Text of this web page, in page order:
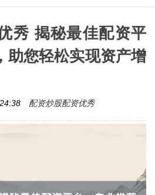
秀 揭秘最佳配资平
助您轻松实现资产增
配资炒股配资优秀